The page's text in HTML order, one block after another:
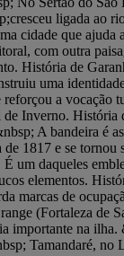
ligada ao
cidade que ajuda
com outra
História de
uma
reforçou a vocação
de Inverno. História
A bandeira é
de 1817 e se
um daqueles
elementos.
marcas de
(Fortaleza de
importante na
Tamandaré, no